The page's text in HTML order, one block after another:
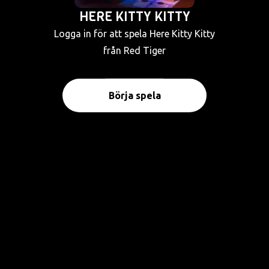
HERE KITTY KITTY
Logga in för att spela Here Kitty Kitty
från Red Tiger
Börja spela